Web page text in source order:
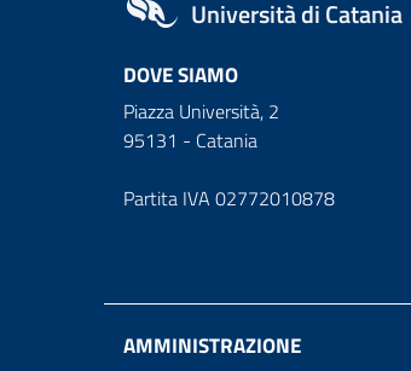
Università di Catania
DOVE SIAMO
Piazza Università, 2
95131 - Catania
Partita IVA 02772010878
AMMINISTRAZIONE